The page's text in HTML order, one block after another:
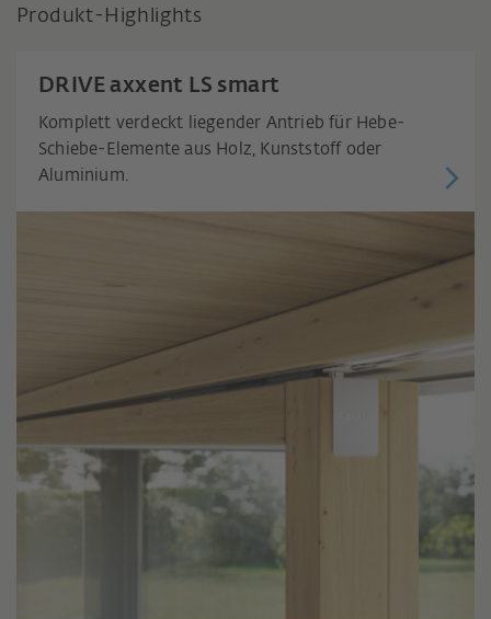
Produkt-Highlights
DRIVE axxent LS smart
Komplett verdeckt liegender Antrieb für Hebe-
Schiebe-Elemente aus Holz, Kunststoff oder
Aluminium.